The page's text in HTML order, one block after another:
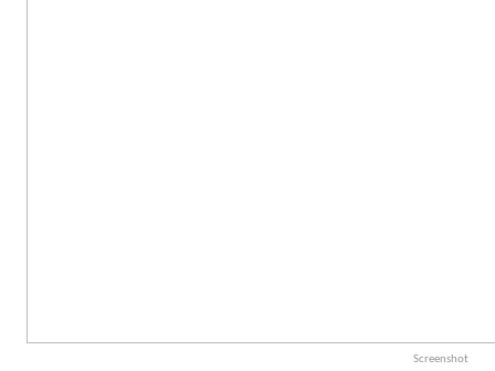
Screenshot